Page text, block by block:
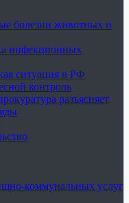
болезни животных и
инфекционных
ситуация в РФ
контроль
разъясняет
коммунальных услуг